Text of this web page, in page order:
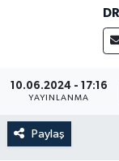
10.06.2024 - 17:16
YAYINLANMA
Paylaş